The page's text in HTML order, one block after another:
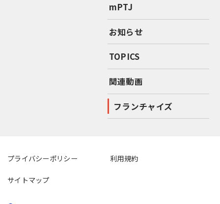
mPTJ
お知らせ
TOPICS
関連動画
フランチャイズ
プライバシーポリシー 利用規約
サイトマップ